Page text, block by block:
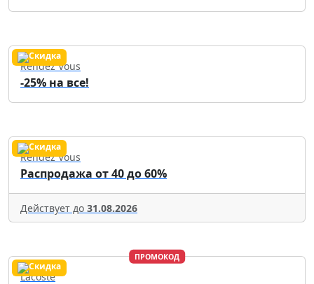
Rendez Vous
-25% на все!
Rendez Vous
Распродажа от 40 до 60%
Действует до 31.08.2026
ПРОМОКОД
Lacoste